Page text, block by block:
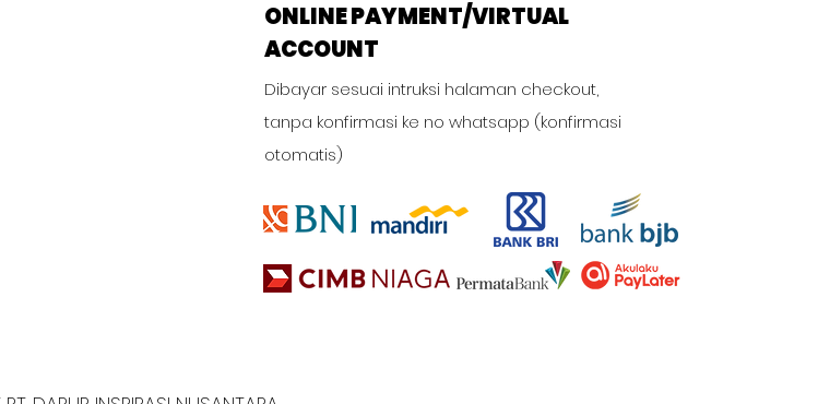
ONLINE PAYMENT/VIRTUAL
ACCOUNT
Dibayar sesuai intruksi halaman checkout,
tanpa konfirmasi ke no whatsapp (konfirmasi
otomatis)